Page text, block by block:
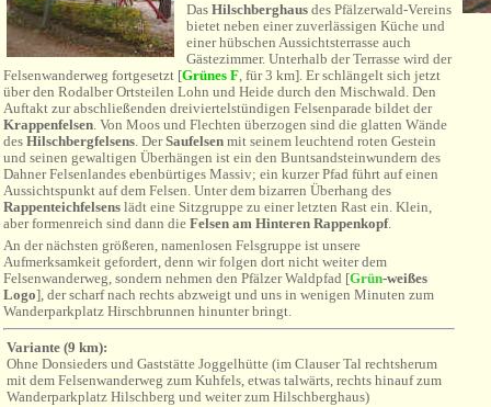
Das Hilschberghaus des Pfälzerwald-Vereins
bietet neben einer zuverlässigen Küche und
einer hübschen Aussichtsterrasse auch
Gästezimmer. Unterhalb der Terrasse wird der
Felsenwanderweg fortgesetzt [Grünes F, für 3 km]. Er schlängelt sich jetzt
über den Rodalber Ortsteilen Lohn und Heide durch den Mischwald. Den
Auftakt zur abschließenden dreiviertelstündigen Felsenparade bildet der
Krappenfelsen. Von Moos und Flechten überzogen sind die glatten Wände
des Hilschbergfelsens. DerSaufelsen mit seinem leuchtend roten Gestein
und seinen gewaltigen Überhängen ist ein den Buntsandsteinwundern des
Dahner Felsenlandes ebenbürtiges Massiv; ein kurzer Pfad führt auf einen
Aussichtspunkt auf dem Felsen. Unter dem bizarren Überhang des
Rappenteichfelsens lädt eine Sitzgruppe zu einer letzten Rast ein. Klein,
aber formenreich sind dann die Felsen am Hinteren Rappenkopf.
An der nächsten größeren, namenlosen Felsgruppe ist unsere
Aufmerksamkeit gefordert, denn wir folgen dort nicht weiter dem
Felsenwanderweg, sondern nehmen den Pfälzer Waldpfad [Grün-weißes
Logo], der scharf nach rechts abzweigt und uns in wenigen Minuten zum
Wanderparkplatz Hirschbrunnen hinunter bringt.
Variante (9 km):
Ohne Donsieders und Gaststätte Joggelhütte (im Clauser Tal rechtsherum
mit dem Felsenwanderweg zum Kuhfels, etwas talwärts, rechts hinauf zum
Wanderparkplatz Hilschberg und weiter zum Hilschberghaus)